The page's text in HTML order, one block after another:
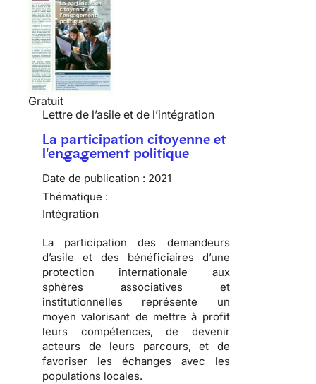
Gratuit
Lettre de l’asile et de l’intégration
La participation citoyenne et
l'engagement politique
Date de publication : 2021
Thématique :
Intégration
La participation des demandeurs
d’asile et des bénéficiaires d’une
protection internationale aux
sphères associatives et
institutionnelles représente un
moyen valorisant de mettre à profit
leurs compétences, de devenir
acteurs de leurs parcours, et de
favoriser les échanges avec les
populations locales.